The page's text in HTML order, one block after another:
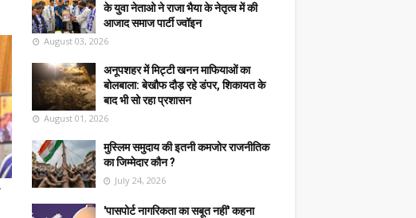
के युवा नेताओ ने राजा भैया के नेतृत्व में की
आजाद समाज पार्टी ज्वॉइन
August 03, 2026
अनूपशहर में मिट्टी खनन माफियाओं का
बोलबाला: बेखौफ दौड़ रहे डंपर, शिकायत के
बाद भी सो रहा प्रशासन
August 01, 2026
मुस्लिम समुदाय की इतनी कमजोर राजनीतिक
का जिम्मेदार कौन ?
July 24, 2026
'पासपोर्ट नागरिकता का सबूत नहीं' कहना